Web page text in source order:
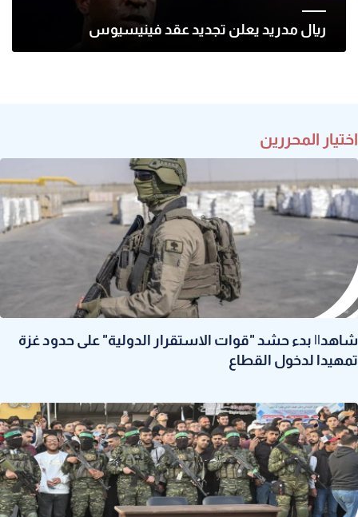
ريال مدريد يعلن تجديد عقد فينيسيوس
اختيار المحررين
شاهد|| بدء حشد "قوات الاستقرار الدولية" على حدود غزة
تمهيدا لدخول القطاع